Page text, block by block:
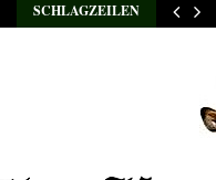
SCHLAGZEILEN